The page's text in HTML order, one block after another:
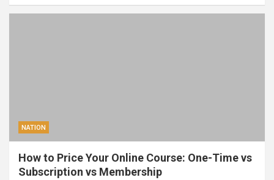
NATION
How to Price Your Online Course: One-Time vs
Subscription vs Membership